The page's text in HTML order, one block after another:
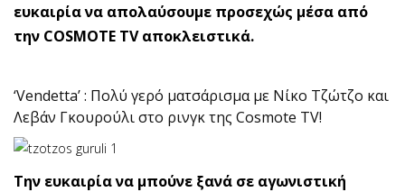
ευκαιρία να απολαύσουμε προσεχώς μέσα από
την COSMOTE TV αποκλειστικά.
‘Vendetta’ : Πολύ γερό ματσάρισμα με Νίκο Τζώτζο και
Λεβάν Γκουρούλι στο ρινγκ της Cosmote TV!
Την ευκαιρία να μπούνε ξανά σε αγωνιστική